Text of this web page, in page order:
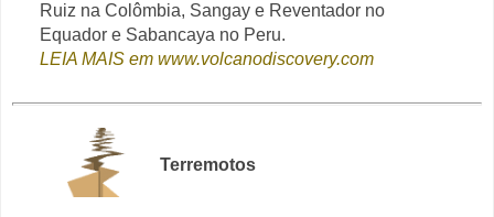
Ruiz na Colômbia, Sangay e Reventador no
Equador e Sabancaya no Peru.
LEIA MAIS em www.volcanodiscovery.com
Terremotos